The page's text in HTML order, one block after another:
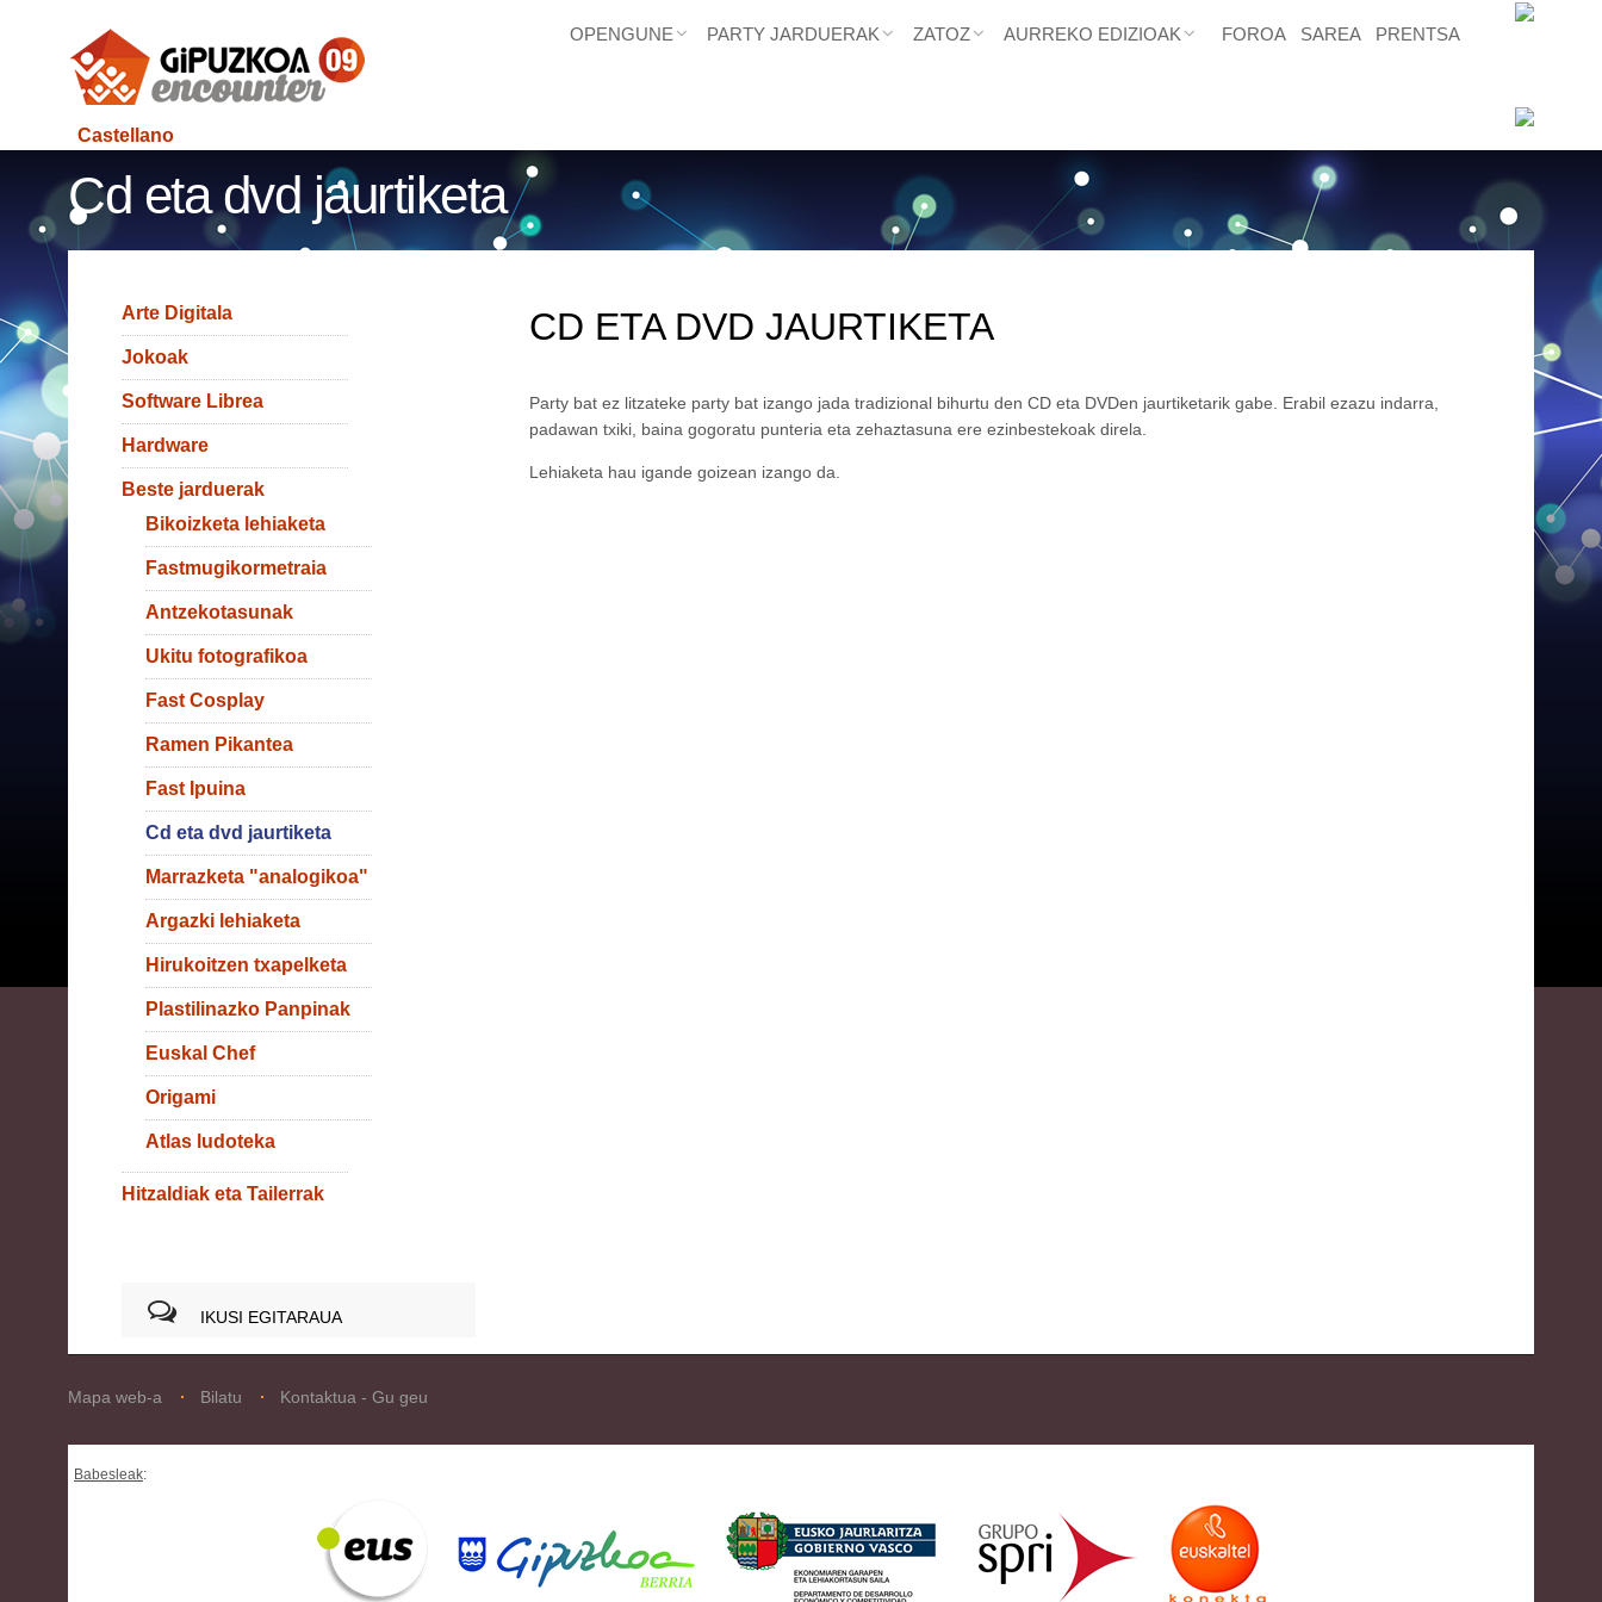
OPENGUNE PARTY JARDUERAK ZATOZ AURREKO EDIZIOAK FOROA SAREA PRENTSA
Castellano
Cd eta dvd jaurtiketa
CD ETA DVD JAURTIKETA
Party bat ez litzateke party bat izango jada tradizional bihurtu den CD eta DVDen jaurtiketarik gabe. Erabil ezazu indarra,
padawan txiki, baina gogoratu punteria eta zehaztasuna ere ezinbestekoak direla.
Lehiaketa hau igande goizean izango da.
Arte Digitala
Jokoak
Software Librea
Hardware
Beste jarduerak
Bikoizketa lehiaketa
Fastmugikormetraia
Antzekotasunak
Ukitu fotografikoa
Fast Cosplay
Ramen Pikantea
Fast Ipuina
Cd eta dvd jaurtiketa
Marrazketa "analogikoa"
Argazki lehiaketa
Hirukoitzen txapelketa
Plastilinazko Panpinak
Euskal Chef
Origami
Atlas ludoteka
Hitzaldiak eta Tailerrak
IKUSI EGITARAUA
Mapa web-a Bilatu Kontaktua - Gu geu
Babesleak: